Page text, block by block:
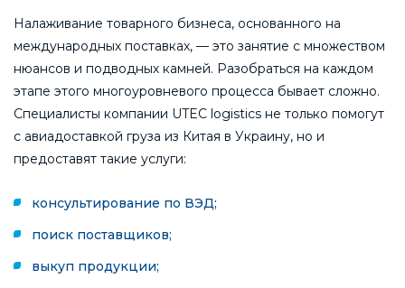
Налаживание товарного бизнеса, основанного на
международных поставках, — это занятие с множеством
нюансов и подводных камней. Разобраться на каждом
этапе этого многоуровневого процесса бывает сложно.
Специалисты компании UTEC logistics не только помогут
с авиадоставкой груза из Китая в Украину, но и
предоставят такие услуги:
консультирование по ВЭД;
поиск поставщиков;
выкуп продукции;